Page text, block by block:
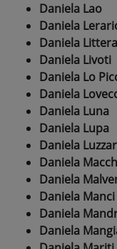
Daniela Lao
Daniela
Daniela Littera
Daniela Livoti
Daniela Lo
Daniela
Daniela Luna
Daniela Lupa
Daniela
Daniela
Daniela
Daniela Manci
Daniela
Daniela